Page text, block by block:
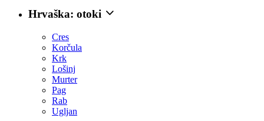
Hrvaška: otoki
Cres
Korčula
Krk
Lošinj
Murter
Pag
Rab
Ugljan